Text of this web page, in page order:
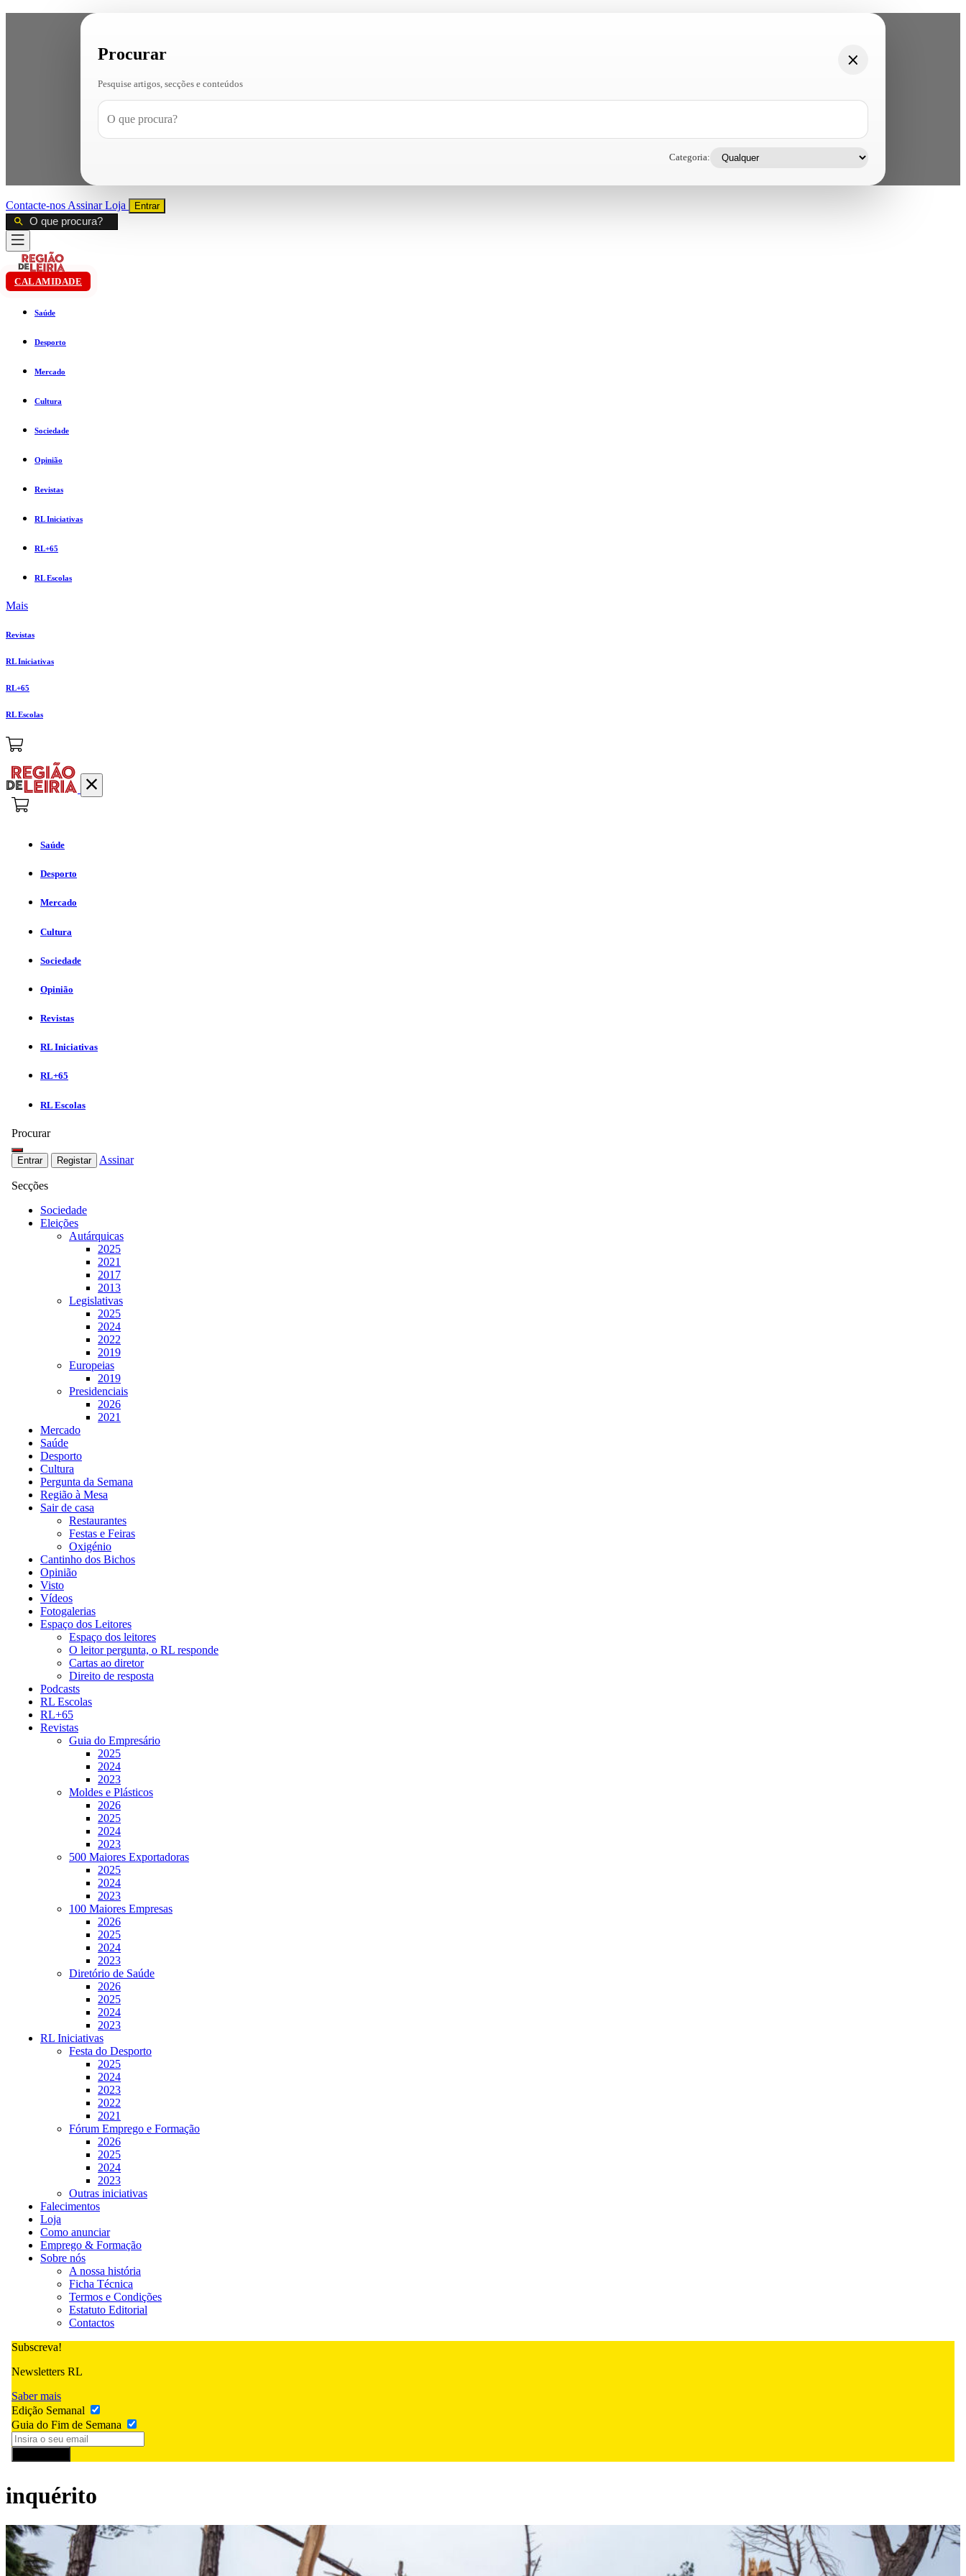
Procurar
Pesquise artigos, secções e conteúdos
Categoria:
Contacte-nos AssinarLoja Entrar
CALAMIDADE
Saúde
Desporto
Mercado
Cultura
Sociedade
Opinião
Revistas
RL Iniciativas
RL+65
RL Escolas
Mais
Revistas
RL Iniciativas
RL+65
RL Escolas
Saúde
Desporto
Mercado
Cultura
Sociedade
Opinião
Revistas
RL Iniciativas
RL+65
RL Escolas
Procurar
Entrar Registar Assinar
Secções
Sociedade
Eleições
Autárquicas
2025
2021
2017
2013
Legislativas
2025
2024
2022
2019
Europeias
2019
Presidenciais
2026
2021
Mercado
Saúde
Desporto
Cultura
Pergunta da Semana
Região à Mesa
Sair de casa
Restaurantes
Festas e Feiras
Oxigénio
Cantinho dos Bichos
Opinião
Visto
Vídeos
Fotogalerias
Espaço dos Leitores
Espaço dos leitores
O leitor pergunta, o RL responde
Cartas ao diretor
Direito de resposta
Podcasts
RL Escolas
RL+65
Revistas
Guia do Empresário
2025
2024
2023
Moldes e Plásticos
2026
2025
2024
2023
500 Maiores Exportadoras
2025
2024
2023
100 Maiores Empresas
2026
2025
2024
2023
Diretório de Saúde
2026
2025
2024
2023
RL Iniciativas
Festa do Desporto
2025
2024
2023
2022
2021
Fórum Emprego e Formação
2026
2025
2024
2023
Outras iniciativas
Falecimentos
Loja
Como anunciar
Emprego & Formação
Sobre nós
A nossa história
Ficha Técnica
Termos e Condições
Estatuto Editorial
Contactos
Subscreva!
Newsletters RL
Saber mais
Edição Semanal
Guia do Fim de Semana
inquérito